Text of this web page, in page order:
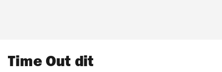
Time Out dit